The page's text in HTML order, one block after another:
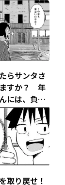
らサンタさ
すか？ 年
には、負け
取り戻せ！